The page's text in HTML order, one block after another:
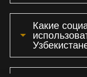
Какие